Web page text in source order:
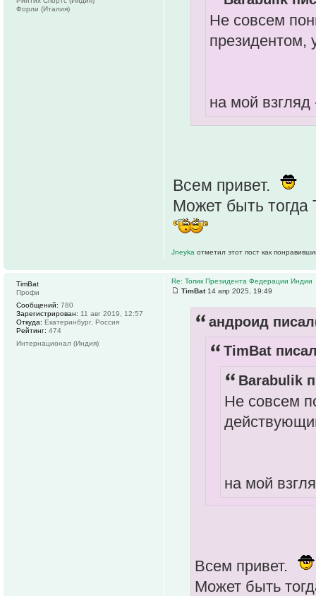
Не совсем
президентом,
на мой
Всем привет.
Может быть тогда
Jneyka отметил этот пост как
Форли (Италия)
Re: Топик Президента Федерации Индии
TimBat14 апр 2025, 19:49
андроид
TimBat
Barabulik
Не совсем
на мой
Всем привет.
Может быть
TimBat
Профи
Сообщений: 780
Зарегистрирован: 11 авг 2019, 12:57
Откуда: Екатеринбург, Россия
Рейтинг: 474
Интернационал (Индия)